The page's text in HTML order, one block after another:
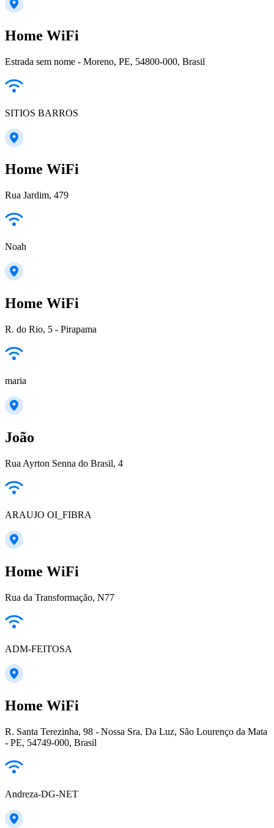
Home WiFi
Estrada sem nome - Moreno, PE, 54800-000, Brasil
SITIOS BARROS
Home WiFi
Rua Jardim, 479
Noah
Home WiFi
R. do Rio, 5 - Pirapama
maria
João
Rua Ayrton Senna do Brasil, 4
ARAUJO OI_FIBRA
Home WiFi
Rua da Transformação, N77
ADM-FEITOSA
Home WiFi
R. Santa Terezinha, 98 - Nossa Sra. Da Luz, São Lourenço da Mata
- PE, 54749-000, Brasil
Andreza-DG-NET